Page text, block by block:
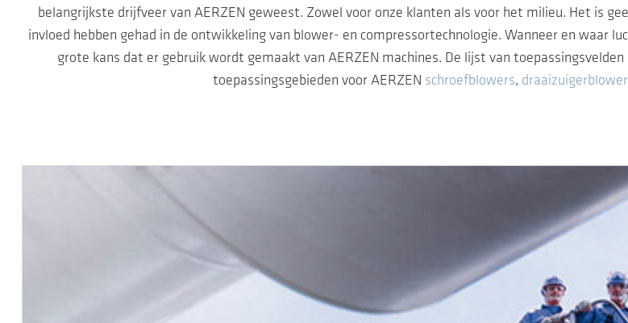
belangrijkste drijfveer van AERZEN geweest. Zowel voor onze klanten als voor het milieu. Het is
invloed hebben gehad in de ontwikkeling van blower- en compressortechnologie. Wanneer en waar
grote kans dat er gebruik wordt gemaakt van AERZEN machines. De lijst van
toepassingsgebieden voor AERZEN schroefblowers,